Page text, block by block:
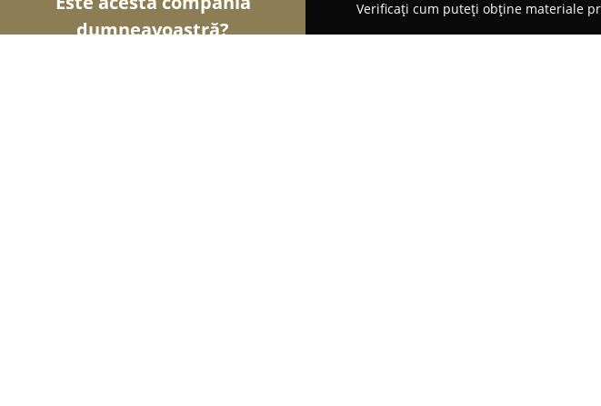
dumneavoastră?
Verificați cum puteți obține materiale